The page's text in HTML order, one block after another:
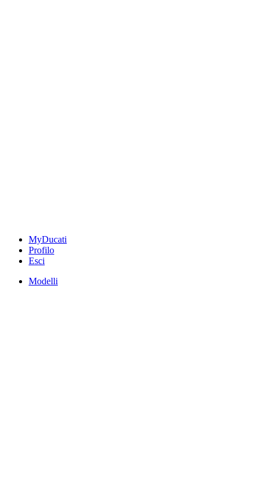
MyDucati
Profilo
Esci
Modelli